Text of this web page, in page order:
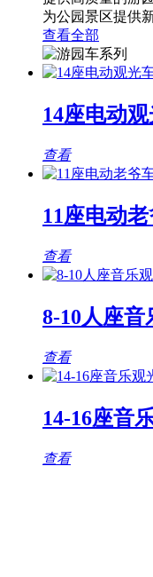
为公园景区提供
查看全部
14座电动
查看
11座电动
查看
8-10人座音
查看
14-16座音
查看